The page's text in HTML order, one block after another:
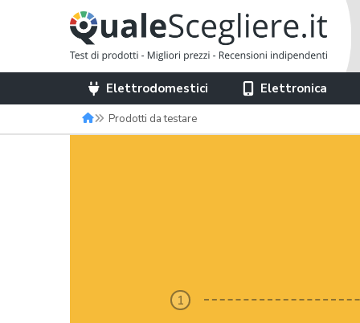
Elettrodomestici Elettronica
Prodotti da testare
1